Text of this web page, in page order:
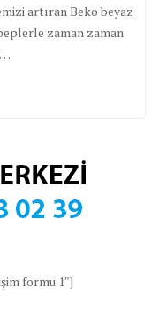
artıran Beko beyaz
zaman zaman
formu 1″]